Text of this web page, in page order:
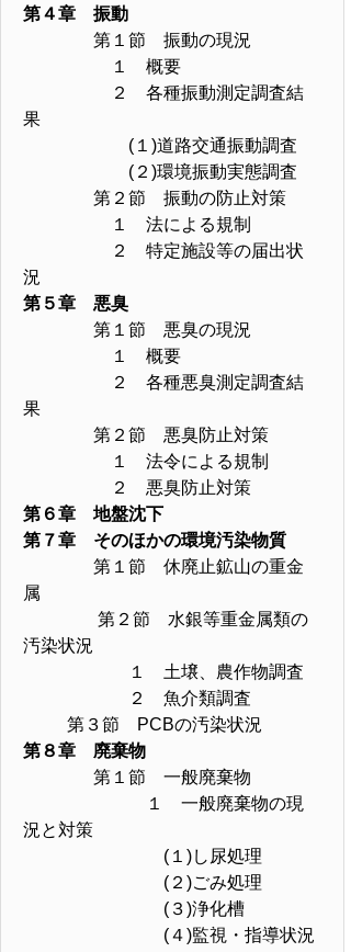
第４章 振動
第１節 振動の現況
１ 概要
２ 各種振動測定調査結
果
(１)道路交通振動調査
(２)環境振動実態調査
第２節 振動の防止対策
１ 法による規制
２ 特定施設等の届出状
況
第５章 悪臭
第１節 悪臭の現況
１ 概要
２ 各種悪臭測定調査結
果
第２節 悪臭防止対策
１ 法令による規制
２ 悪臭防止対策
第６章 地盤沈下
第７章 そのほかの環境汚染物質
第１節 休廃止鉱山の重金
属
第２節 水銀等重金属類の
汚染状況
１ 土壌、農作物調査
２ 魚介類調査
第３節 PCBの汚染状況
第８章 廃棄物
第１節 一般廃棄物
１ 一般廃棄物の現
況と対策
(１)し尿処理
(２)ごみ処理
(３)浄化槽
(４)監視・指導状況